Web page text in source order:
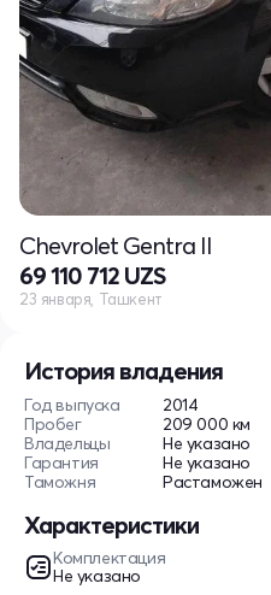
История владения
Год выпуска
2014
Пробег
209 000 км
Владельцы
Не указано
Гарантия
Не указано
Таможня
Растаможен
Характеристики
Комплектация
Не указано
Chevrolet Gentra II
69 110 712 UZS
23 января, Ташкент